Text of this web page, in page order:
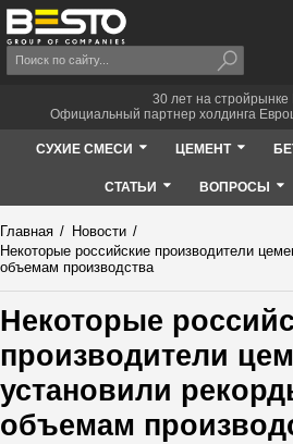
30 лет на стройрынке
Официальный партнер холдинга
СУХИЕ СМЕСИ ЦЕМЕНТ
СТАТЬИ ВОПРОСЫ
Главная / Новости /
Некоторые российские производители
объемам производства
Некоторые
производители
установили
объемам